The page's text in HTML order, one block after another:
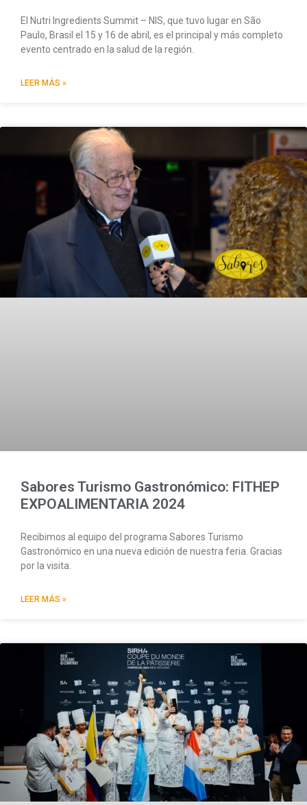
El Nutri Ingredients Summit – NIS, que tuvo lugar en São
Paulo, Brasil el 15 y 16 de abril, es el principal y más completo
evento centrado en la salud de la región.
LEER MÁS »
Sabores Turismo Gastronómico: FITHEP
EXPOALIMENTARIA 2024
Recibimos al equipo del programa Sabores Turismo
Gastronómico en una nueva edición de nuestra feria. Gracias
por la visita.
LEER MÁS »